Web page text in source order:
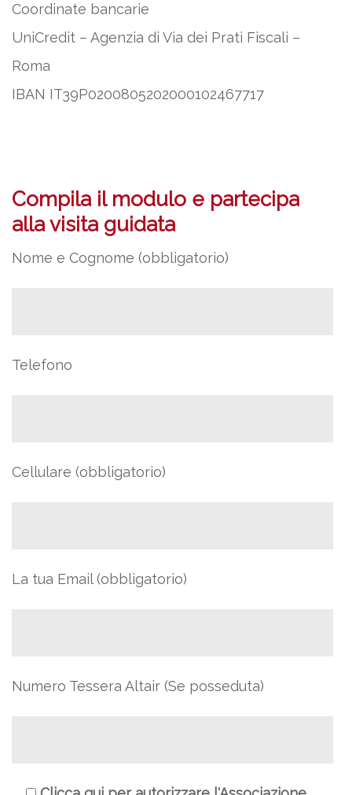
Coordinate bancarie
UniCredit – Agenzia di Via dei Prati Fiscali –
Roma
IBAN IT39P0200805202000102467717
Compila il modulo e partecipa
alla visita guidata
Nome e Cognome (obbligatorio)
Telefono
Cellulare (obbligatorio)
La tua Email (obbligatorio)
Numero Tessera Altair (Se posseduta)